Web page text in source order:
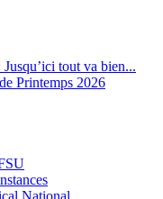
tout va bien...
Printemps 2026
National